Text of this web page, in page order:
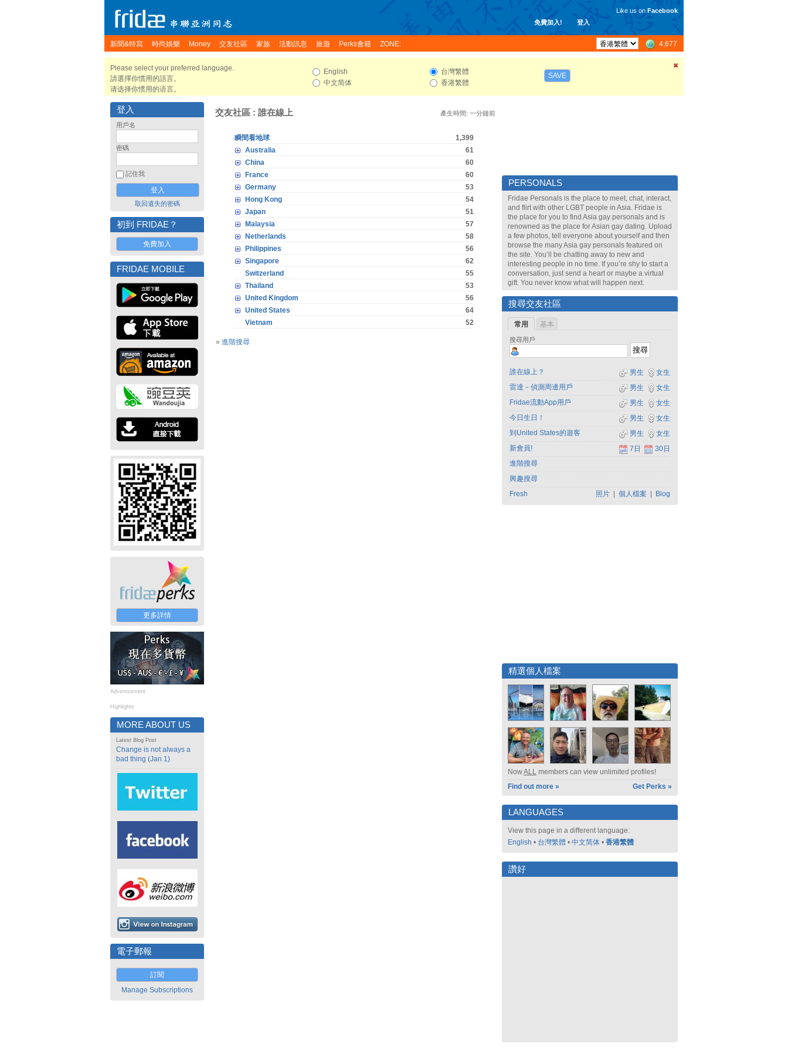
免費加入! 登入
Like us on Facebook
新聞&特寫 時尚娛樂 Money 交友社區 家族 活動訊息 旅遊 Perks會籍 ZONE: 4,677
Please select your preferred language.
請選擇你慣用的語言。
请选择你惯用的语言。
English
中文简体
台灣繁體
香港繁體
SAVE
登入
用戶名
密碼
記住我
取回遺失的密碼
初到 FRIDAE？
免費加入
FRIDAE MOBILE
更多詳情
Advertisement
Highlights
MORE ABOUT US
Latest Blog Post
Change is not always a
bad thing (Jan 1)
電子郵報
訂閱
Manage Subscriptions
交友社區 : 誰在線上 產生時間: 一分鐘前
瞬間看地球
1,399
Australia
61
China
60
France
60
Germany
53
Hong Kong
54
Japan
51
Malaysia
57
Netherlands
58
Philippines
56
Singapore
62
Switzerland
55
Thailand
53
United Kingdom
56
United States
64
Vietnam
52
» 進階搜尋
PERSONALS
Fridae Personals is the place to meet, chat, interact,
and flirt with other LGBT people in Asia. Fridae is
the place for you to find Asia gay personals and is
renowned as the place for Asian gay dating. Upload
a few photos, tell everyone about yourself and then
browse the many Asia gay personals featured on
the site. You’ll be chatting away to new and
interesting people in no time. If you’re shy to start a
conversation, just send a heart or maybe a virtual
gift. You never know what will happen next.
搜尋交友社區
常用 基本
搜尋用戶
誰在線上？ 女生
男生
雷達－偵測周邊用戶
女生
男生
Fridae流動App用戶
女生
男生
今日生日！
女生
男生
到United States的遊客
女生
男生
新會員!
30日
7日
進階搜尋
興趣搜尋
Fresh
照片 個人檔案 Blog
精選個人檔案
NowALL members can view unlimited profiles!
Find out more »
Get Perks »
LANGUAGES
View this page in a different language:
English • 台灣繁體 • 中文简体 • 香港繁體
讚好